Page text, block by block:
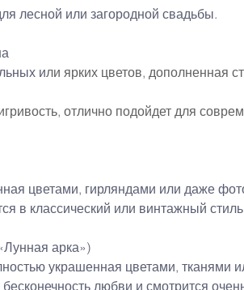
лесной или загородной свадьбы.
или ярких цветов, дополненная
отлично подойдет для
цветами, гирляндами или даже
в классический или винтажный
арка»)
украшенная цветами, тканями
любви и смотрится